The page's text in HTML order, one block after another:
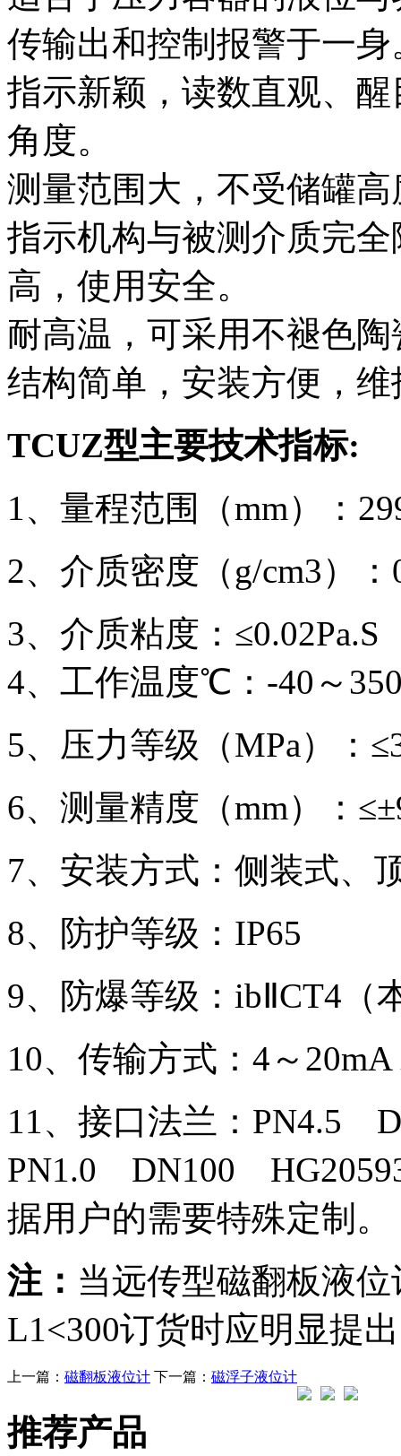
传输出和控制报警于一身
指示新颖，读数直观、
角度。
测量范围大，不受储罐
指示机构与被测介质完
高，使用安全。
耐高温，可采用不褪色
结构简单，安装方便，
TCUZ型主要技术指标:
1、量程范围（mm）：
2、介质密度（g/cm3）：
3、介质粘度：≤0.02Pa.S
4、工作温度℃：-40～
5、压力等级（MPa）：
6、测量精度（mm）：
7、安装方式：侧装式、
8、防护等级：IP65
9、防爆等级：ibⅡCT4（
10、传输方式：4～
11、接口法兰：PN4.5
PN1.0 DN100
据用户的需要特殊定制。
注： 当远传型磁翻板液
L1<300订货时应明显提
上一篇： 磁翻板液位计 下一篇： 磁浮子液位计
推荐产品